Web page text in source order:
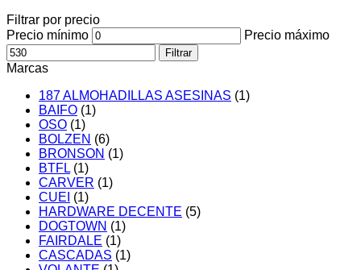
Filtrar por precio
Precio mínimo
Precio máximo
Filtrar
Marcas
187 ALMOHADILLAS ASESINAS (1)
BAIFO (1)
OSO (1)
BOLZEN (6)
BRONSON (1)
BTFL (1)
CARVER (1)
CUEI (1)
HARDWARE DECENTE (5)
DOGTOWN (1)
FAIRDALE (1)
CASCADAS (1)